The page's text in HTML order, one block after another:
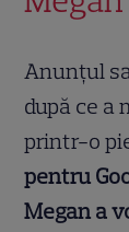
Anunțul
după ce a
printr-o
pentru
Megan a